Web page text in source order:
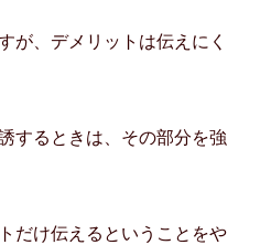
が、デメリットは伝えにく
するときは、その部分を強
だけ伝えるということをや